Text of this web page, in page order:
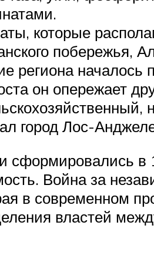
которые
побережья,
региона
он опережает
город Лос-
в
Война за
в современном
властей